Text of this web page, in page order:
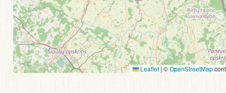
Leaflet | ©OpenStreetMap